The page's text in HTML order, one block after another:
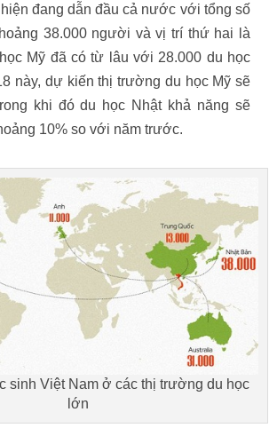
đang dẫn đầu cả nước với tổng số
38.000 người và vị trí thứ hai là
Mỹ đã có từ lâu với 28.000 du học
này, dự kiến thị trường du học Mỹ sẽ
khi đó du học Nhật khả năng sẽ
10% so với năm trước.
sinh Việt Nam ở các thị trường du học
lớn